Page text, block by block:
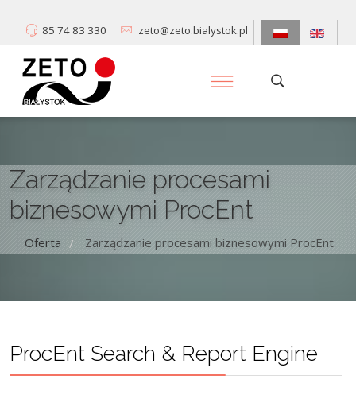
85 74 83 330 zeto@zeto.bialystok.pl
Zarządzanie procesami
biznesowymi ProcEnt
Oferta / Zarządzanie procesami biznesowymi ProcEnt
ProcEnt Search & Report Engine